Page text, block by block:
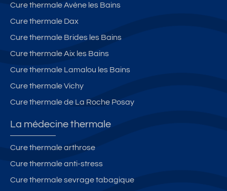
Cure thermale Avène les Bains
Cure thermale Dax
Cure thermale Brides les Bains
Cure thermale Aix les Bains
Cure thermale Lamalou les Bains
Cure thermale Vichy
Cure thermale de La Roche Posay
La médecine thermale
Cure thermale arthrose
Cure thermale anti-stress
Cure thermale sevrage tabagique